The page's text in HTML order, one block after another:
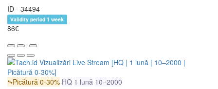
ID - 34494
Validity period 1 week
86€
Picătură 0-30% HQ 1 lună 10–2000